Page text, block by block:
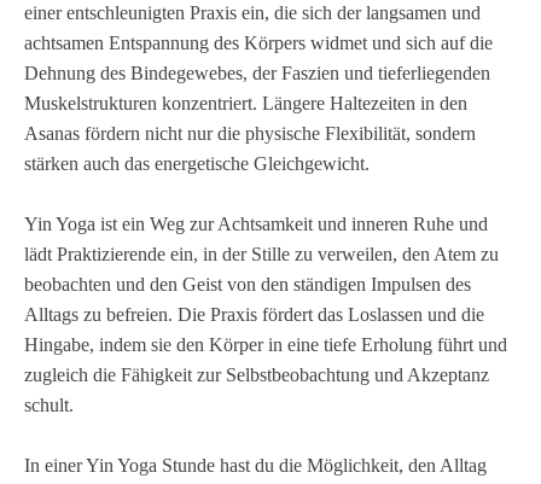
einer entschleunigten Praxis ein, die sich der langsamen und
achtsamen Entspannung des Körpers widmet und sich auf die
Dehnung des Bindegewebes, der Faszien und tieferliegenden
Muskelstrukturen konzentriert. Längere Haltezeiten in den
Asanas fördern nicht nur die physische Flexibilität, sondern
stärken auch das energetische Gleichgewicht.
Yin Yoga ist ein Weg zur Achtsamkeit und inneren Ruhe und
lädt Praktizierende ein, in der Stille zu verweilen, den Atem zu
beobachten und den Geist von den ständigen Impulsen des
Alltags zu befreien. Die Praxis fördert das Loslassen und die
Hingabe, indem sie den Körper in eine tiefe Erholung führt und
zugleich die Fähigkeit zur Selbstbeobachtung und Akzeptanz
schult.
In einer Yin Yoga Stunde hast du die Möglichkeit, den Alltag